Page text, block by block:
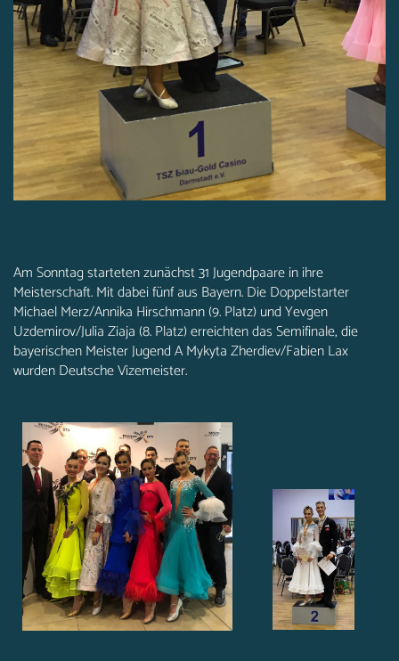
Am Sonntag starteten zunächst 31 Jugendpaare in ihre
Meisterschaft. Mit dabei fünf aus Bayern. Die Doppelstarter
Michael Merz/Annika Hirschmann (9. Platz) und Yevgen
Uzdemirov/Julia Ziaja (8. Platz) erreichten das Semifinale, die
bayerischen Meister Jugend A Mykyta Zherdiev/Fabien Lax
wurden Deutsche Vizemeister.